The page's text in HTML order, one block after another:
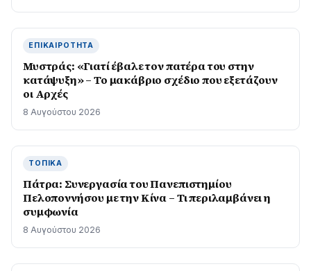
ΕΠΙΚΑΙΡΌΤΗΤΑ
Μυστράς: «Γιατί έβαλε τον πατέρα του στην
κατάψυξη» – Το μακάβριο σχέδιο που εξετάζουν
οι Αρχές
8 Αυγούστου 2026
ΤΟΠΙΚΆ
Πάτρα: Συνεργασία του Πανεπιστημίου
Πελοποννήσου με την Κίνα – Τι περιλαμβάνει η
συμφωνία
8 Αυγούστου 2026